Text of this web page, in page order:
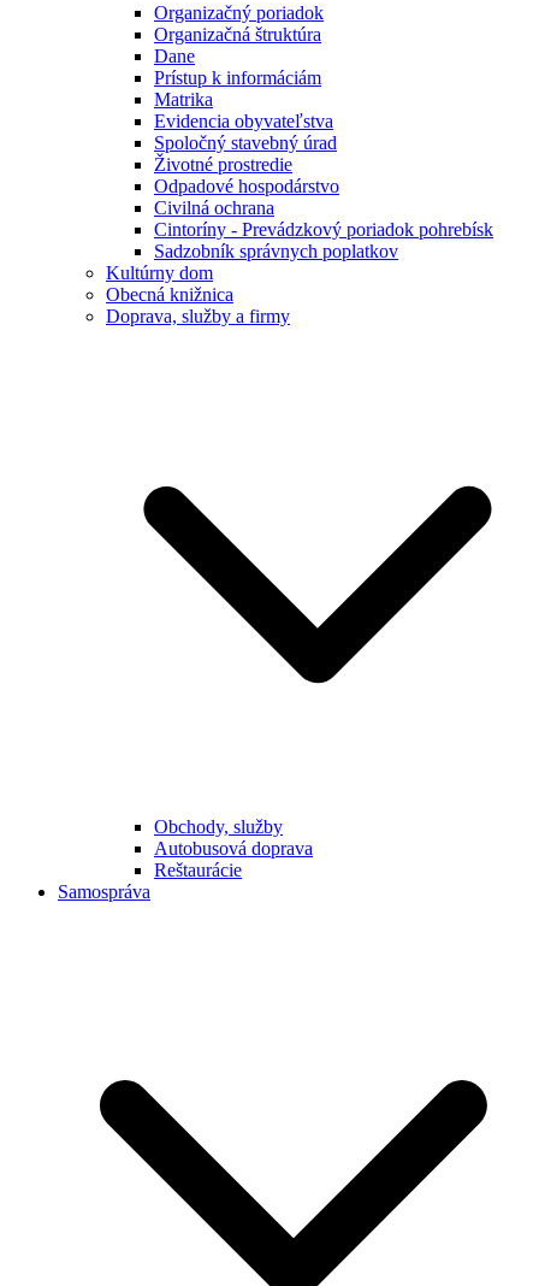
Organizačný poriadok
Organizačná štruktúra
Dane
Prístup k informáciám
Matrika
Evidencia obyvateľstva
Spoločný stavebný úrad
Životné prostredie
Odpadové hospodárstvo
Civilná ochrana
Cintoríny - Prevádzkový poriadok pohrebísk
Sadzobník správnych poplatkov
Kultúrny dom
Obecná knižnica
Doprava, služby a firmy
Obchody, služby
Autobusová doprava
Reštaurácie
Samospráva